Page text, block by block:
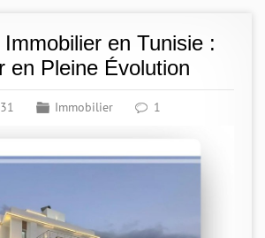
en Tunisie :
en Pleine Évolution
Immobilier 1